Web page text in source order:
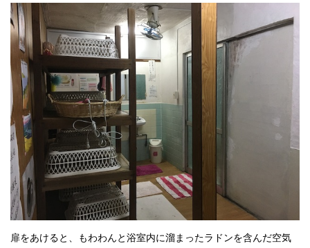
扉をあけると、もわわんと浴室内に溜まったラドンを含んだ空気